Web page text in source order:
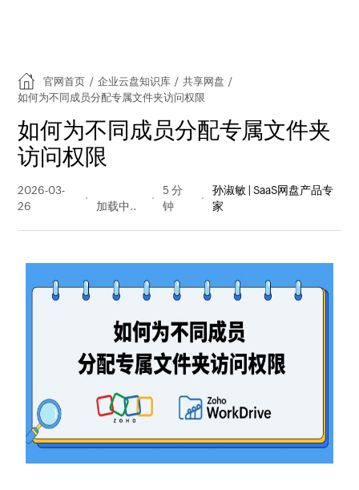
官网首页 / 企业云盘知识库 / 共享网盘 /
如何为不同成员分配专属文件夹访问权限
如何为不同成员分配专属文件夹
访问权限
2026-03-
26
量
5 分
钟
孙淑敏 | SaaS网盘产品专
家